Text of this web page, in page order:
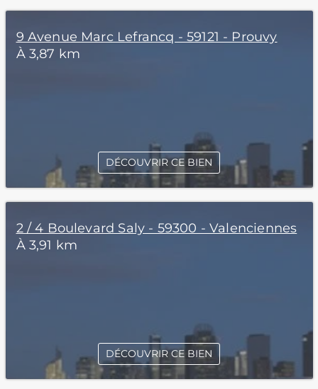
9 Avenue Marc Lefrancq - 59121 - Prouvy
À 3,87 km
DÉCOUVRIR CE BIEN
2 / 4 Boulevard Saly - 59300 - Valenciennes
À 3,91 km
DÉCOUVRIR CE BIEN